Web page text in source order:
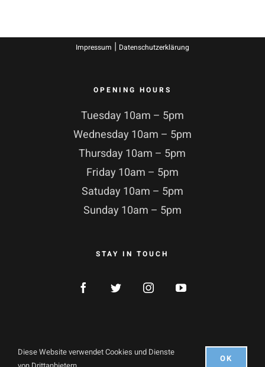
Impressum | Datenschutzerklärung
OPENING HOURS
Tuesday 10am – 5pm
Wednesday 10am – 5pm
Thursday 10am – 5pm
Friday 10am – 5pm
Satuday 10am – 5pm
Sunday 10am – 5pm
STAY IN TOUCH
Diese Website verwendet Cookies und Dienste
OK